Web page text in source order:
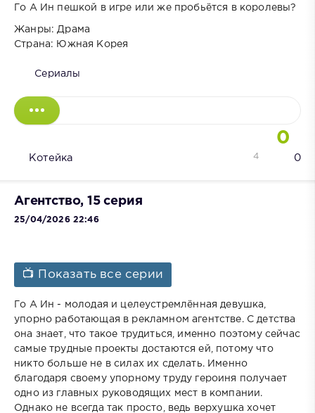
Го А Ин пешкой в игре или же пробьётся в королевы?
Жанры: Драма
Страна: Южная Корея
Сериалы
0
Котейка 0
4
Агентство, 15 серия
25/04/2026 22:46
📺 Показать все серии
Го А Ин - молодая и целеустремлённая девушка,
упорно работающая в рекламном агентстве. С детства
она знает, что такое трудиться, именно поэтому сейчас
самые трудные проекты достаются ей, потому что
никто больше не в силах их сделать. Именно
благодаря своему упорному труду героиня получает
одно из главных руководящих мест в компании.
Однако не всегда так просто, ведь верхушка хочет